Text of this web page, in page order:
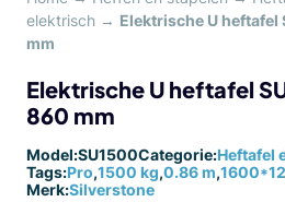
elektrisch → Elektrische U heftafel
mm
Elektrische U heftafel
860 mm
Model:SU1500Categorie:Heftafel
Tags:Pro,1500 kg,0.86 m,
Merk:Silverstone